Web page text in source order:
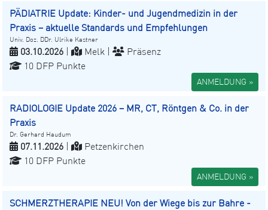
PÄDIATRIE Update: Kinder- und Jugendmedizin in der
Praxis – aktuelle Standards und Empfehlungen
Univ. Doz. DDr. Ulrike Kastner
03.10.2026 Melk |
Präsenz
10 DFP Punkte
ANMELDUNG »
RADIOLOGIE Update 2026 – MR, CT, Röntgen & Co. in der
Praxis
Dr. Gerhard Haudum
07.11.2026
Petzenkirchen
10 DFP Punkte
ANMELDUNG »
SCHMERZTHERAPIE NEU! Von der Wiege bis zur Bahre -